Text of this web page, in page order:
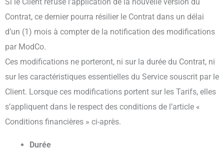
Contrat, ce dernier pourra résilier le Contrat dans un délai
d’un (1) mois à compter de la notification des modifications
par ModCo.
Ces modifications ne porteront, ni sur la durée du Contrat, ni
sur les caractéristiques essentielles du Service souscrit par le
Client. Lorsque ces modifications portent sur les Tarifs, elles
s’appliquent dans le respect des conditions de l’article «
Conditions financières » ci-après.
Durée